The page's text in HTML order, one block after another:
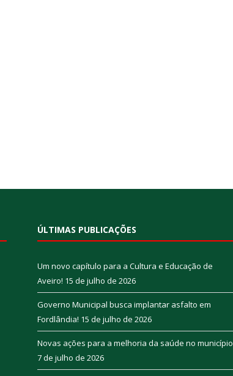
ÚLTIMAS PUBLICAÇÕES
Um novo capítulo para a Cultura e Educação de
Aveiro! 15 de julho de 2026
Governo Municipal busca implantar asfalto em
Fordlândia! 15 de julho de 2026
Novas ações para a melhoria da saúde no município
7 de julho de 2026